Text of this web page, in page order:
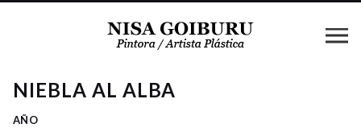
NIEBLA AL ALBA
AÑO